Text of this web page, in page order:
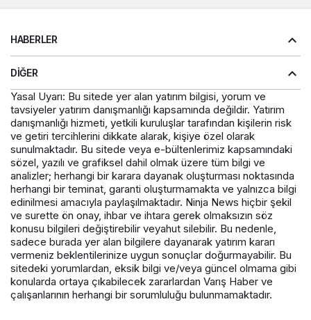
HABERLER
DIĞER
Yasal Uyarı: Bu sitede yer alan yatırım bilgisi, yorum ve
tavsiyeler yatırım danışmanlığı kapsamında değildir. Yatırım
danışmanlığı hizmeti, yetkili kuruluşlar tarafından kişilerin risk
ve getiri tercihlerini dikkate alarak, kişiye özel olarak
sunulmaktadır. Bu sitede veya e-bültenlerimiz kapsamındaki
sözel, yazılı ve grafiksel dahil olmak üzere tüm bilgi ve
analizler; herhangi bir karara dayanak oluşturması noktasında
herhangi bir teminat, garanti oluşturmamakta ve yalnızca bilgi
edinilmesi amacıyla paylaşılmaktadır. Ninja News hiçbir şekil
ve surette ön onay, ihbar ve ihtara gerek olmaksızın söz
konusu bilgileri değiştirebilir veyahut silebilir. Bu nedenle,
sadece burada yer alan bilgilere dayanarak yatırım kararı
vermeniz beklentilerinize uygun sonuçlar doğurmayabilir. Bu
sitedeki yorumlardan, eksik bilgi ve/veya güncel olmama gibi
konularda ortaya çıkabilecek zararlardan Varış Haber ve
çalışanlarının herhangi bir sorumluluğu bulunmamaktadır.